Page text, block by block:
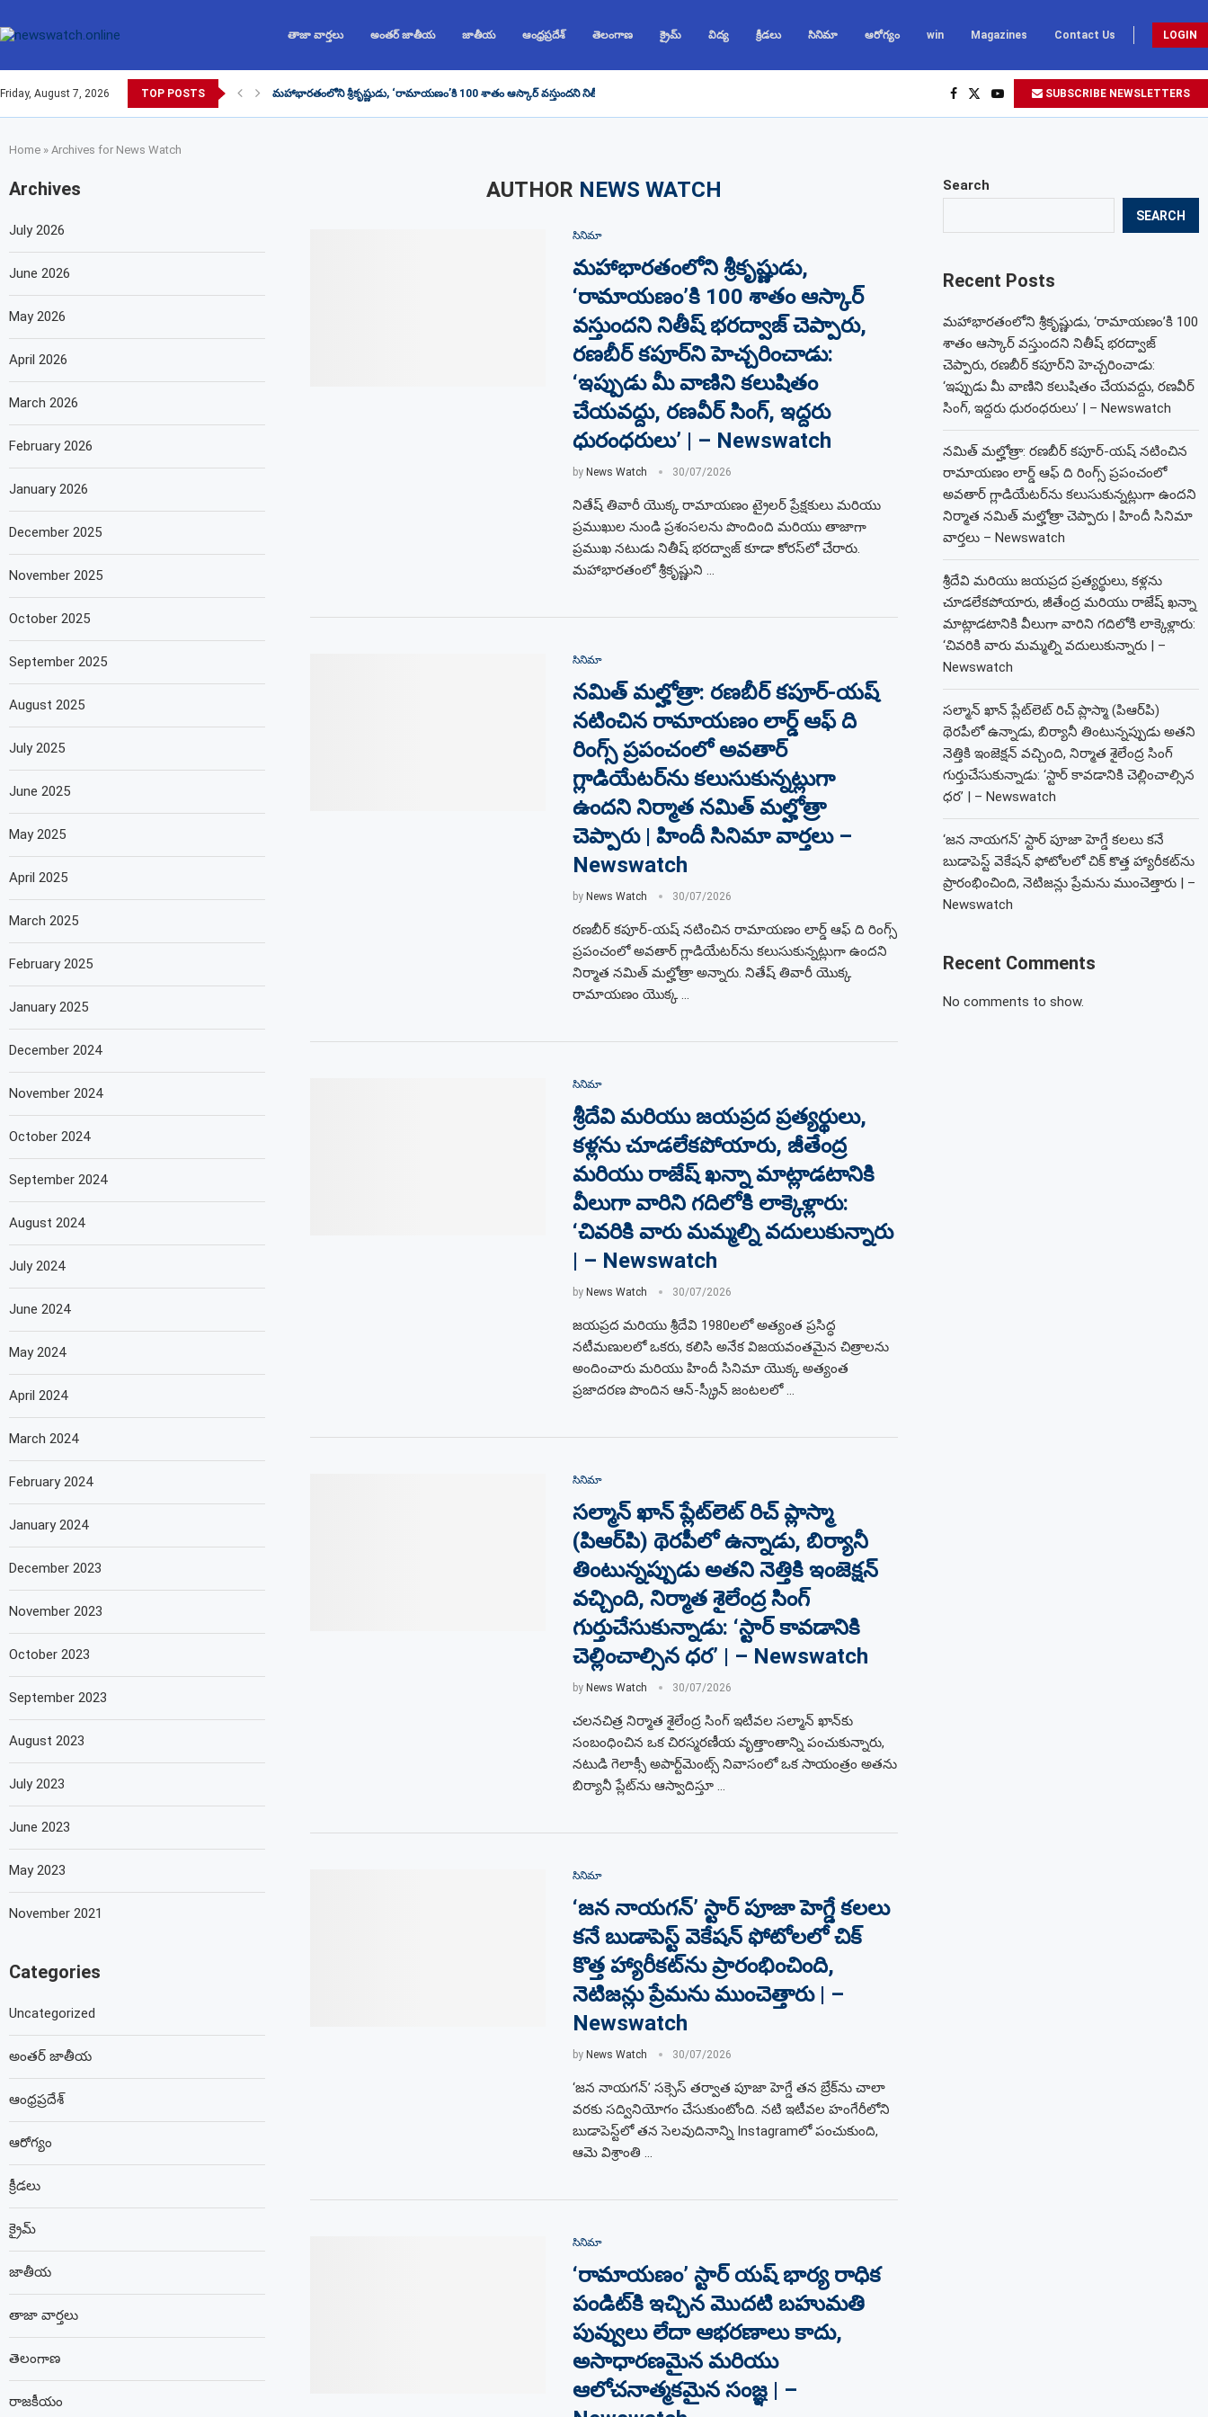
తాజా వార్తలు అంతర్ జాతీయ జాతీయ ఆంధ్రప్రదేశ్ తెలంగాణ క్రైమ్ విద్య క్రీడలు సినిమా ఆరోగ్యం win Magazines Contact Us LOGIN
Friday, August 7, 2026 TOP POSTS మహాభారతంలోని శ్రీకృష్ణుడు, ‘రామాయణం’కి 100 శాతం ఆస్కార్ వస్తుందని నితీష్ భరద్వాజ్ చెప్పారు, రణబీర్... SUBSCRIBE NEWSLETTERS
Home » Archives for News Watch
AUTHOR NEWS WATCH
సినిమా
మహాభారతంలోని శ్రీకృష్ణుడు,
‘రామాయణం’కి 100 శాతం ఆస్కార్
వస్తుందని నితీష్ భరద్వాజ్ చెప్పారు,
రణబీర్ కపూర్‌ని హెచ్చరించాడు:
‘ఇప్పుడు మీ వాణిని కలుషితం
చేయవద్దు, రణవీర్ సింగ్, ఇద్దరు
ధురంధరులు’ | – Newswatch
by News Watch 30/07/2026
నితేష్ తివారీ యొక్క రామాయణం ట్రైలర్ ప్రేక్షకులు మరియు
ప్రముఖుల నుండి ప్రశంసలను పొందింది మరియు తాజాగా
ప్రముఖ నటుడు నితీష్ భరద్వాజ్ కూడా కోరస్‌లో చేరారు.
మహాభారతంలో శ్రీకృష్ణుని …
సినిమా
నమిత్ మల్హోత్రా: రణబీర్ కపూర్-యష్
నటించిన రామాయణం లార్డ్ ఆఫ్ ది
రింగ్స్ ప్రపంచంలో అవతార్
గ్లాడియేటర్‌ను కలుసుకున్నట్లుగా
ఉందని నిర్మాత నమిత్ మల్హోత్రా
చెప్పారు | హిందీ సినిమా వార్తలు –
Newswatch
by News Watch 30/07/2026
రణబీర్ కపూర్-యష్ నటించిన రామాయణం లార్డ్ ఆఫ్ ది రింగ్స్
ప్రపంచంలో అవతార్ గ్లాడియేటర్‌ను కలుసుకున్నట్లుగా ఉందని
నిర్మాత నమిత్ మల్హోత్రా అన్నారు. నితేష్ తివారీ యొక్క
రామాయణం యొక్క …
సినిమా
శ్రీదేవి మరియు జయప్రద ప్రత్యర్థులు,
కళ్లను చూడలేకపోయారు, జీతేంద్ర
మరియు రాజేష్ ఖన్నా మాట్లాడటానికి
వీలుగా వారిని గదిలోకి లాక్కెళ్లారు:
‘చివరికి వారు మమ్మల్ని వదులుకున్నారు
| – Newswatch
by News Watch 30/07/2026
జయప్రద మరియు శ్రీదేవి 1980లలో అత్యంత ప్రసిద్ధ
నటీమణులలో ఒకరు, కలిసి అనేక విజయవంతమైన చిత్రాలను
అందించారు మరియు హిందీ సినిమా యొక్క అత్యంత
ప్రజాదరణ పొందిన ఆన్-స్క్రీన్ జంటలలో …
సినిమా
సల్మాన్ ఖాన్ ప్లేట్‌లెట్ రిచ్ ప్లాస్మా
(పిఆర్‌పి) థెరపీలో ఉన్నాడు, బిర్యానీ
తింటున్నప్పుడు అతని నెత్తికి ఇంజెక్షన్
వచ్చింది, నిర్మాత శైలేంద్ర సింగ్
గుర్తుచేసుకున్నాడు: ‘స్టార్ కావడానికి
చెల్లించాల్సిన ధర’ | – Newswatch
by News Watch 30/07/2026
చలనచిత్ర నిర్మాత శైలేంద్ర సింగ్ ఇటీవల సల్మాన్ ఖాన్‌కు
సంబంధించిన ఒక చిరస్మరణీయ వృత్తాంతాన్ని పంచుకున్నారు,
నటుడి గెలాక్సీ అపార్ట్‌మెంట్స్ నివాసంలో ఒక సాయంత్రం అతను
బిర్యానీ ప్లేట్‌ను ఆస్వాదిస్తూ …
సినిమా
‘జన నాయగన్’ స్టార్ పూజా హెగ్డే కలలు
కనే బుడాపెస్ట్ వెకేషన్ ఫోటోలలో చిక్
కొత్త హ్యారీకట్‌ను ప్రారంభించింది,
నెటిజన్లు ప్రేమను ముంచెత్తారు | –
Newswatch
by News Watch 30/07/2026
‘జన నాయగన్’ సక్సెస్ తర్వాత పూజా హెగ్డే తన బ్రేక్‌ను చాలా
వరకు సద్వినియోగం చేసుకుంటోంది. నటి ఇటీవల హంగేరీలోని
బుడాపెస్ట్‌లో తన సెలవుదినాన్ని Instagramలో పంచుకుంది,
ఆమె విశ్రాంతి …
సినిమా
‘రామాయణం’ స్టార్ యష్ భార్య రాధిక
పండిట్‌కి ఇచ్చిన మొదటి బహుమతి
పువ్వులు లేదా ఆభరణాలు కాదు,
అసాధారణమైన మరియు
ఆలోచనాత్మకమైన సంజ్ఞ | –
Search
SEARCH
Recent Posts
మహాభారతంలోని శ్రీకృష్ణుడు, ‘రామాయణం’కి 100
శాతం ఆస్కార్ వస్తుందని నితీష్ భరద్వాజ్
చెప్పారు, రణబీర్ కపూర్‌ని హెచ్చరించాడు:
‘ఇప్పుడు మీ వాణిని కలుషితం చేయవద్దు, రణవీర్
సింగ్, ఇద్దరు ధురంధరులు’ | – Newswatch
నమిత్ మల్హోత్రా: రణబీర్ కపూర్-యష్ నటించిన
రామాయణం లార్డ్ ఆఫ్ ది రింగ్స్ ప్రపంచంలో
అవతార్ గ్లాడియేటర్‌ను కలుసుకున్నట్లుగా ఉందని
నిర్మాత నమిత్ మల్హోత్రా చెప్పారు | హిందీ సినిమా
వార్తలు – Newswatch
శ్రీదేవి మరియు జయప్రద ప్రత్యర్థులు, కళ్లను
చూడలేకపోయారు, జీతేంద్ర మరియు రాజేష్ ఖన్నా
మాట్లాడటానికి వీలుగా వారిని గదిలోకి లాక్కెళ్లారు:
‘చివరికి వారు మమ్మల్ని వదులుకున్నారు | –
Newswatch
సల్మాన్ ఖాన్ ప్లేట్‌లెట్ రిచ్ ప్లాస్మా (పిఆర్‌పి)
థెరపీలో ఉన్నాడు, బిర్యానీ తింటున్నప్పుడు అతని
నెత్తికి ఇంజెక్షన్ వచ్చింది, నిర్మాత శైలేంద్ర సింగ్
గుర్తుచేసుకున్నాడు: ‘స్టార్ కావడానికి చెల్లించాల్సిన
ధర’ | – Newswatch
‘జన నాయగన్’ స్టార్ పూజా హెగ్డే కలలు కనే
బుడాపెస్ట్ వెకేషన్ ఫోటోలలో చిక్ కొత్త హ్యారీకట్‌ను
ప్రారంభించింది, నెటిజన్లు ప్రేమను ముంచెత్తారు | –
Newswatch
Recent Comments
No comments to show.
Archives
July 2026
June 2026
May 2026
April 2026
March 2026
February 2026
January 2026
December 2025
November 2025
October 2025
September 2025
August 2025
July 2025
June 2025
May 2025
April 2025
March 2025
February 2025
January 2025
December 2024
November 2024
October 2024
September 2024
August 2024
July 2024
June 2024
May 2024
April 2024
March 2024
February 2024
January 2024
December 2023
November 2023
October 2023
September 2023
August 2023
July 2023
June 2023
May 2023
November 2021
Categories
Uncategorized
అంతర్ జాతీయ
ఆంధ్రప్రదేశ్
ఆరోగ్యం
క్రీడలు
క్రైమ్
జాతీయ
తాజా వార్తలు
తెలంగాణ
రాజకీయం